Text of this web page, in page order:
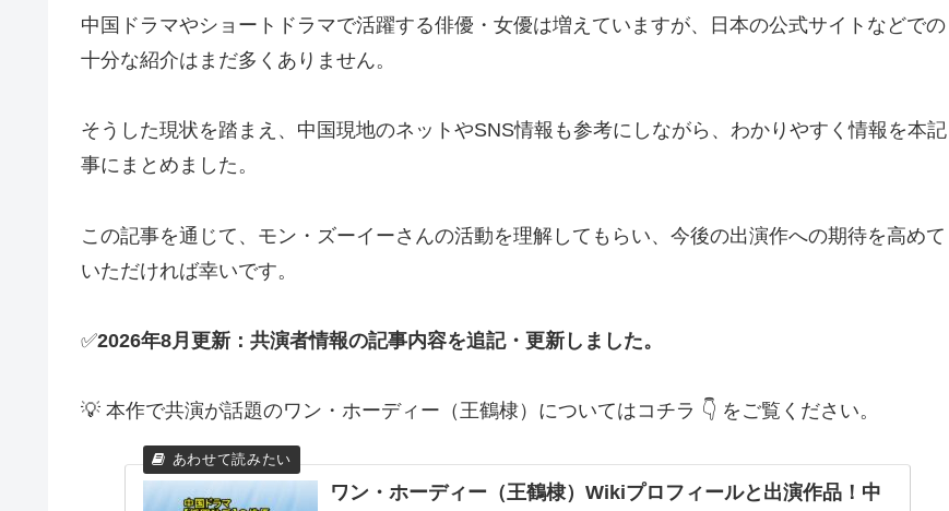
中国ドラマやショートドラマで活躍する俳優・女優は増えていますが、日本の公式サイトなどでの
十分な紹介はまだ多くありません。
そうした現状を踏まえ、中国現地のネットやSNS情報も参考にしながら、わかりやすく情報を本記
事にまとめました。
この記事を通じて、モン・ズーイーさんの活動を理解してもらい、今後の出演作への期待を高めて
いただければ幸いです。
✅2026年8月更新：共演者情報の記事内容を追記・更新しました。
💡 本作で共演が話題のワン・ホーディー（王鶴棣）についてはコチラ 👇 をご覧ください。
ワン・ホーディー（王鶴棣）Wikiプロフィールと出演作品！中